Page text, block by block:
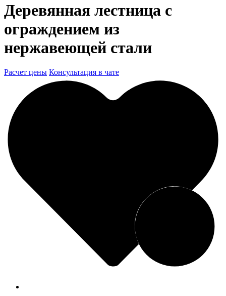
Деревянная лестница с
ограждением из
нержавеющей стали
Расчет цены Консультация в чате